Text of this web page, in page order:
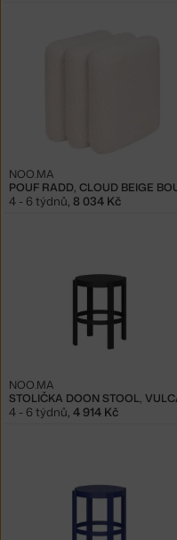
NOO.MA
4 - 6 týdnů, 8 034 Kč
NOO.MA
4 - 6 týdnů, 4 914 Kč